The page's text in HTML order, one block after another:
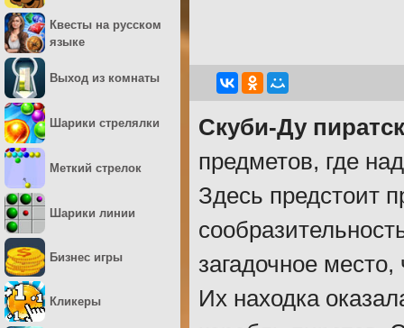
Скуби-Ду
предметов, где
Здесь предстоит
загадочное
Их находка
Квесты на русском
языке
Выход из комнаты
Шарики стрелялки
Меткий стрелок
Шарики линии
Бизнес игры
Кликеры